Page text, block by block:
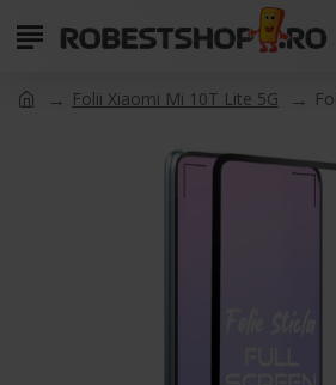
Folii Xiaomi Mi 10T Lite 5G